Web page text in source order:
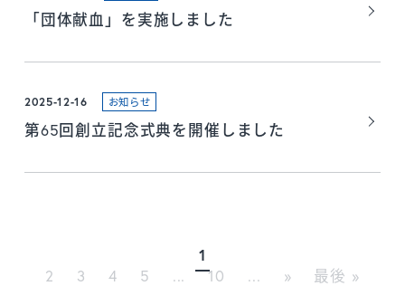
「団体献血」を実施しました
2025-12-16 お知らせ
第65回創立記念式典を開催しました
1
2
3 4 5 ... 10 ... » 最後 »